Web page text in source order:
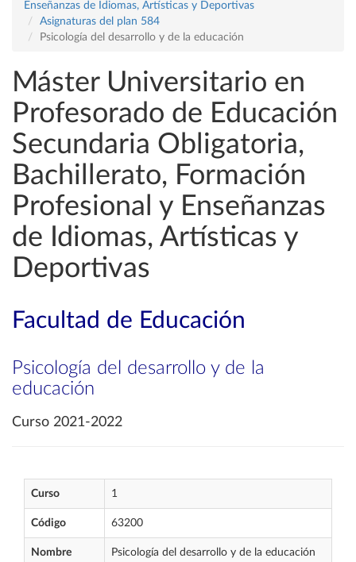
Enseñanzas de Idiomas, Artísticas y Deportivas
Asignaturas del plan 584
Psicología del desarrollo y de la educación
Máster Universitario en
Profesorado de Educación
Secundaria Obligatoria,
Bachillerato, Formación
Profesional y Enseñanzas
de Idiomas, Artísticas y
Deportivas
Facultad de Educación
Psicología del desarrollo y de la
educación
Curso 2021-2022
Curso 1
Código 63200
Nombre Psicología del desarrollo y de la educación